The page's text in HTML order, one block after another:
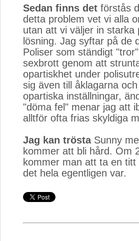
Sedan finns det förstås
detta problem vet vi alla
utan att vi väljer in
lösning. Jag syftar på de
Poliser som ständigt
sexbrott genom att
opartiskhet under
sig även till åklagarna
opartiska inställningar,
"döma fel" menar jag att
alltför ofta frias skyldiga
Jag kan tröstaSunny
kommer att bli hård. Om
kommer man att ta en
det hela egentligen var.